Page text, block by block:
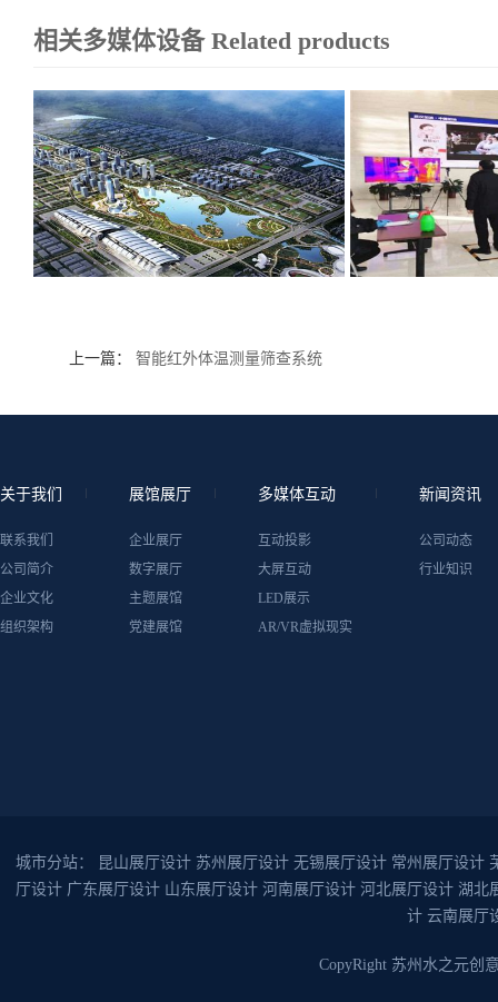
相关多媒体设备 Related products
上一篇： 智能红外体温测量筛查系统
关于我们
联系我们
公司简介
企业文化
组织架构
展馆展厅
企业展厅
数字展厅
主题展馆
党建展馆
多媒体互动
互动投影
大屏互动
LED展示
AR/VR虚拟现实
新闻资讯
公司动态
行业知识
城市分站： 昆山展厅设计 苏州展厅设计 无锡展厅设计 常州展厅设计
厅设计 广东展厅设计 山东展厅设计 河南展厅设计 河北展厅设计 湖北
计 云南展厅
CopyRight 苏州水之元创